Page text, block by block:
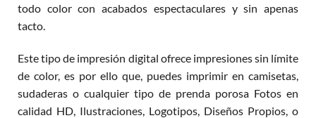
todo color con acabados espectaculares y sin apenas
tacto.
Este tipo de impresión digital ofrece impresiones sin límite
de color, es por ello que, puedes imprimir en camisetas,
sudaderas o cualquier tipo de prenda porosa Fotos en
calidad HD, Ilustraciones, Logotipos, Diseños Propios, o